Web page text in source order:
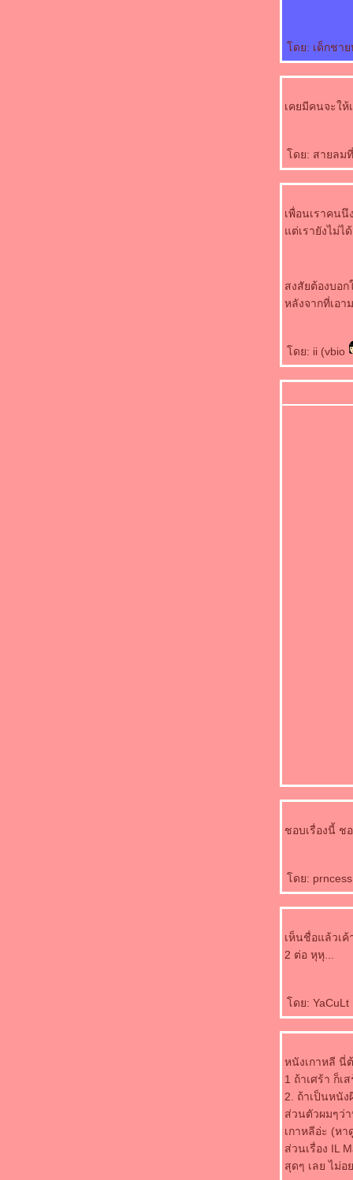
ดย: เด็กชาย
เคยมีคนจะให้
ดย: สายลมที่
เพื่อนเราคน
ต่เรายังไม่ไ
สงสัยต้องบอก
หลังจากที่เอา
ดย: ii (vbio
ชอบเรื่องนี้ ช
ดย: prncess
เห็นชื่อแล้วเ
2 ต่อ หุหุ...
ดย: YaCuLt
หนังเกาหลี นี่
1 ถ้าเศร้า ก็เ
2. ถ้าเป็นหนั
ส่วนตัวผมๆว่
เกาหลีอ่ะ (ห
ส่วนเรื่อง IL
สุดๆ เลย ไม่อ